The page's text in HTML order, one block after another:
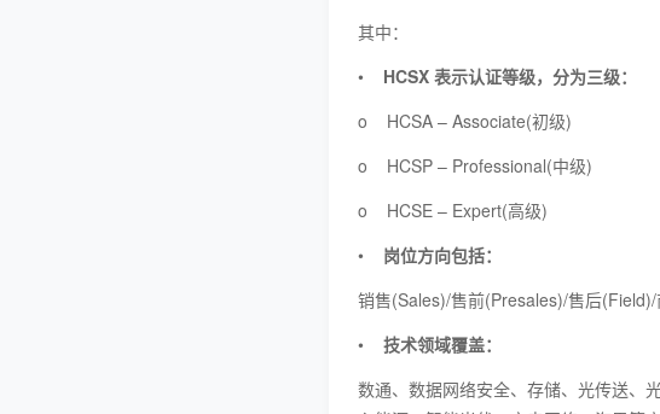
其中：
•
HCSX 表示认证等级，分为三级：
o HCSA – Associate(初级)
o HCSP – Professional(中级)
o HCSE – Expert(高级)
•
岗位方向包括：
销售(Sales)/售前(Presales)/售后
•
技术领域覆盖：
数通、数据网络安全、存储、光传送、